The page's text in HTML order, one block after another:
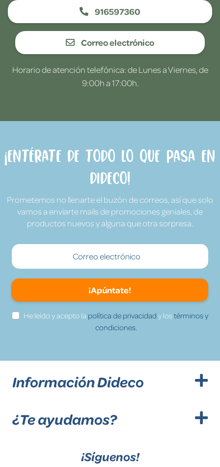
916597360
Correo electrónico
Horario de atención telefónica: de Lunes a Viernes, de
9:00h a 17:00h.
¡Entérate de todo lo que pasa en
Dideco!
Prometemos no llenarte el buzón de correos, así que solo
vamos a enviarte mails de promociones geniales, de
productos nuevos y alguna que otra sorpresa.
¡Apúntate!
He leído y acepto la política de privacidad y lostérminos y
condiciones.
Información Dideco
¿Te ayudamos?
¡Síguenos!